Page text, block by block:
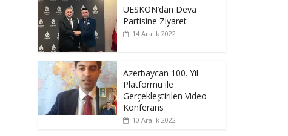
UESKON’dan Deva
Partisine Ziyaret
14 Aralık 2022
Azerbaycan 100. Yıl
Platformu ile
Gerçekleştirilen Video
Konferans
10 Aralık 2022